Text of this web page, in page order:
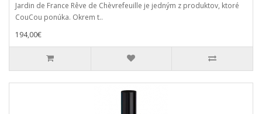
Jardin de France Rêve de Chèvrefeuille je jedným z produktov, ktoré
CouCou ponúka. Okrem t..
194,00€